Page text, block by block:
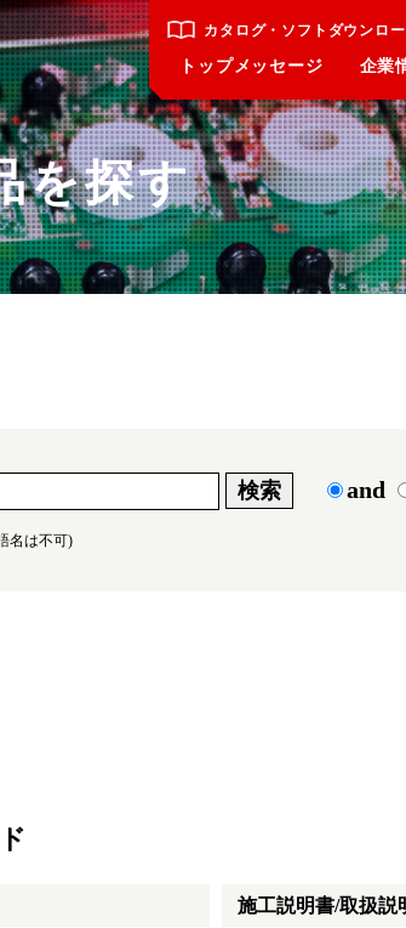
カタログ・ソフトダウンロ
トップメッセージ 企業
を探す
and
名は不可)
施工説明書/取扱説